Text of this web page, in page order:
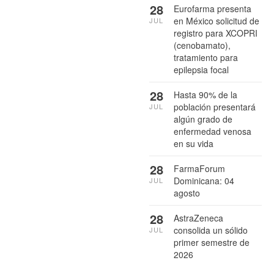
Eurofarma presenta
en México solicitud de
registro para XCOPRI
(cenobamato),
tratamiento para
epilepsia focal
28
JUL
Hasta 90% de la
población presentará
algún grado de
enfermedad venosa
en su vida
28
JUL
FarmaForum
Dominicana: 04
agosto
28
JUL
AstraZeneca
consolida un sólido
primer semestre de
2026
28
JUL